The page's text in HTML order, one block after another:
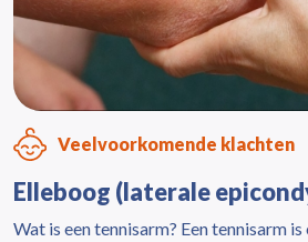
Veelvoorkomende klachten
Elleboog (laterale
Wat is een tennisarm? Een tennisarm